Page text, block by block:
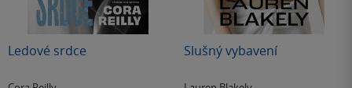
Ledové srdce Slušný vybavení